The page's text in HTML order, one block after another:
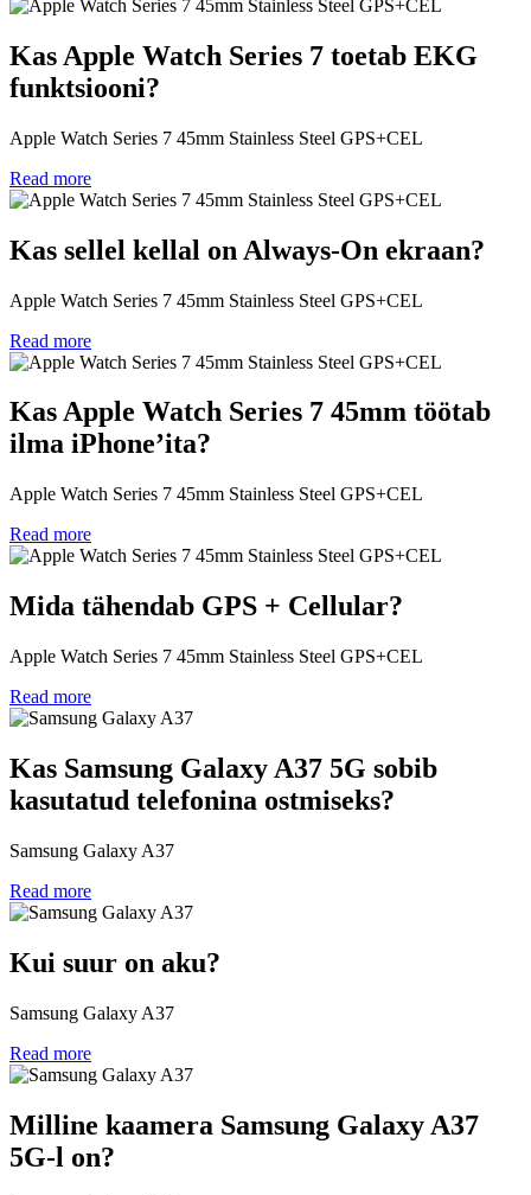
Kas Apple Watch Series 7 toetab EKG
funktsiooni?
Apple Watch Series 7 45mm Stainless Steel GPS+CEL
Read more
Kas sellel kellal on Always-On ekraan?
Apple Watch Series 7 45mm Stainless Steel GPS+CEL
Read more
Kas Apple Watch Series 7 45mm töötab
ilma iPhone’ita?
Apple Watch Series 7 45mm Stainless Steel GPS+CEL
Read more
Mida tähendab GPS + Cellular?
Apple Watch Series 7 45mm Stainless Steel GPS+CEL
Read more
Kas Samsung Galaxy A37 5G sobib
kasutatud telefonina ostmiseks?
Samsung Galaxy A37
Read more
Kui suur on aku?
Samsung Galaxy A37
Read more
Milline kaamera Samsung Galaxy A37
5G-l on?